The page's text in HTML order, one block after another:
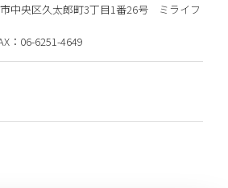
中央区久太郎町3丁目1番26号 ミライフ
：06-6251-4649